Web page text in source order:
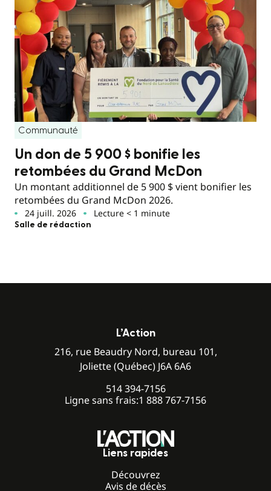
Communauté
Un don de 5 900 $ bonifie les
retombées du Grand McDon
Un montant additionnel de 5 900 $ vient bonifier les
retombées du Grand McDon 2026.
24 juill. 2026 Lecture < 1 minute
Salle de rédaction
L’Action
216, rue Beaudry Nord, bureau 101,
Joliette (Québec) J6A 6A6
514 394-7156
Ligne sans frais:1 888 767-7156
Liens rapides
Découvrez
Avis de décès